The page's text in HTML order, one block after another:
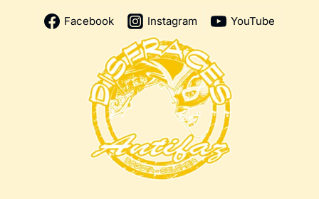
Facebook Instagram YouTube